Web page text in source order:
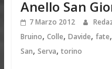
Anello San
7 Marzo 2012
Bruino, Colle, Davide, fate,
San, Serva, torino